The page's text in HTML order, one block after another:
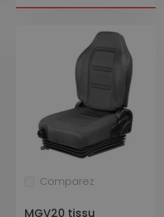
Comparez
MGV20 tissu